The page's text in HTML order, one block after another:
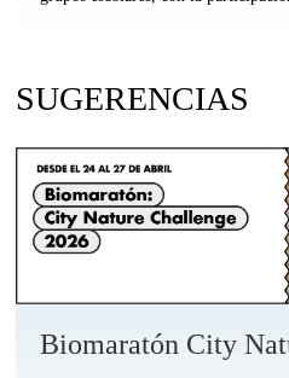
SUGERENCIAS
Biomaratón City